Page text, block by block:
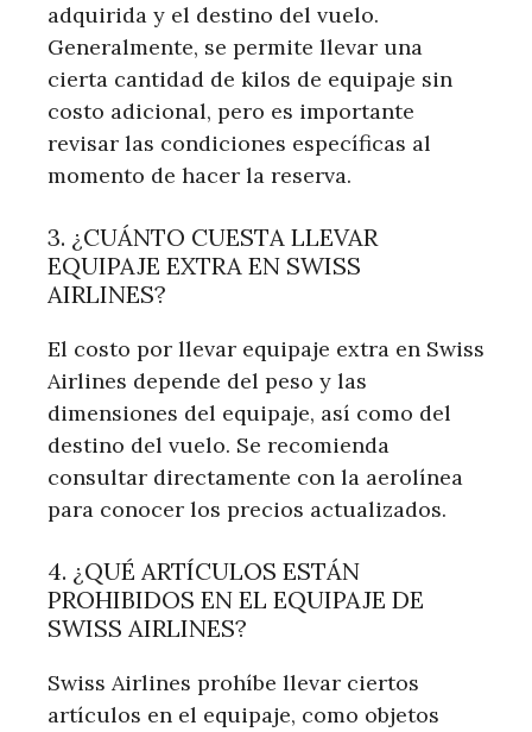
adquirida y el destino del vuelo.
Generalmente, se permite llevar una
cierta cantidad de kilos de equipaje sin
costo adicional, pero es importante
revisar las condiciones específicas al
momento de hacer la reserva.
3. ¿CUÁNTO CUESTA LLEVAR
EQUIPAJE EXTRA EN SWISS
AIRLINES?
El costo por llevar equipaje extra en Swiss
Airlines depende del peso y las
dimensiones del equipaje, así como del
destino del vuelo. Se recomienda
consultar directamente con la aerolínea
para conocer los precios actualizados.
4. ¿QUÉ ARTÍCULOS ESTÁN
PROHIBIDOS EN EL EQUIPAJE DE
SWISS AIRLINES?
Swiss Airlines prohíbe llevar ciertos
artículos en el equipaje, como objetos